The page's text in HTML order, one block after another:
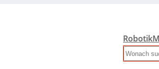
Robotik
Search